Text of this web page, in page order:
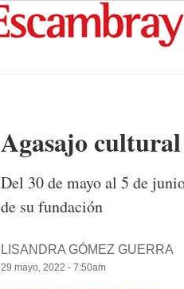
Agasajo
Del 30 de mayo al 5 de
de su fundación
LISANDRA GÓMEZ GUERRA
29 mayo, 2022 - 7:50am